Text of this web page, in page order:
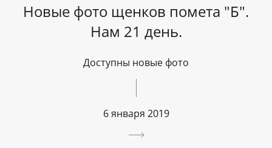
Новые фото щенков помета "Б".
Нам 21 день.
Доступны новые фото
6 января 2019